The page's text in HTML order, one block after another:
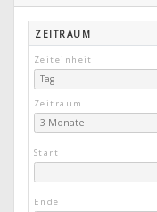
ZEITRAUM
Zeiteinheit
Tag
Zeitraum
3 Monate
Start
Ende